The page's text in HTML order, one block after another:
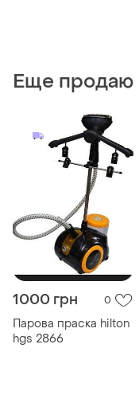
Еще продаю
1000 грн 0
Парова праска hilton
hgs 2866